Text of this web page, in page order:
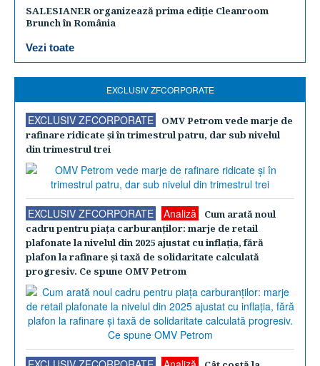
SALESIANER organizează prima ediție Cleanroom
Brunch în România
Vezi toate
EXCLUSIV ZFCORPORATE
EXCLUSIV ZFCORPORATE
OMV Petrom vede marje de
rafinare ridicate şi în trimestrul patru, dar sub nivelul
din trimestrul trei
EXCLUSIV ZFCORPORATE Analiză
Cum arată noul
cadru pentru piaţa carburanţilor: marje de retail
plafonate la nivelul din 2025 ajustat cu inflaţia, fără
plafon la rafinare şi taxă de solidaritate calculată
progresiv. Ce spune OMV Petrom